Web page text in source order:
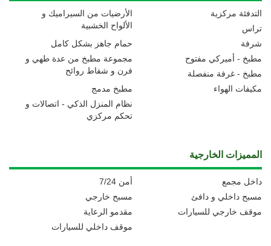
الأرضيات من السيراميك و
الألواح الخشبية
التدفئة مركزية
تراس
حمام جاهز بشكل كامل
شرفة
مجموعة مطبخ من عدة طهي و
فرن و شفاط روائح
مطبخ - أميركي مفتوح
مطبخ - غرفة منفصلة
مطبخ مدمج
مكيفات الهواء
نظام المنزل الذكي - اتصالات و
تحكم مركزي
المميزات الخارجية
أمن 7/24
داخل مجمع
مسبح خارجي
مسبح داخلي و دافئ
مقدمو الرعاية
موقف خارجي للسيارات
موقف داخلي للسيارات